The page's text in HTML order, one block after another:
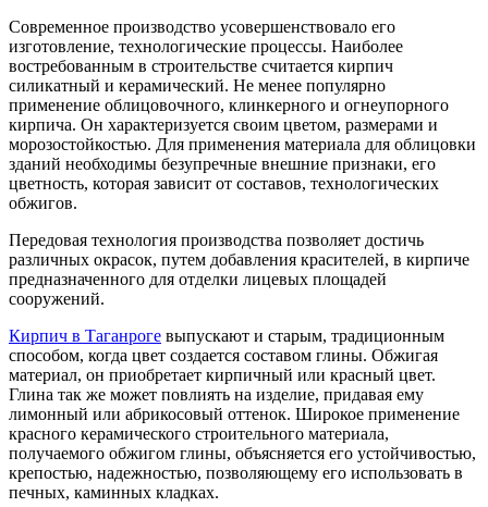
Современное производство усовершенствовало его
изготовление, технологические процессы. Наиболее
востребованным в строительстве считается кирпич
силикатный и керамический. Не менее популярно
применение облицовочного, клинкерного и огнеупорного
кирпича. Он характеризуется своим цветом, размерами и
морозостойкостью. Для применения материала для облицовки
зданий необходимы безупречные внешние признаки, его
цветность, которая зависит от составов, технологических
обжигов.
Передовая технология производства позволяет достичь
различных окрасок, путем добавления красителей, в кирпиче
предназначенного для отделки лицевых площадей
сооружений.
Кирпич в Таганроге выпускают и старым, традиционным
способом, когда цвет создается составом глины. Обжигая
материал, он приобретает кирпичный или красный цвет.
Глина так же может повлиять на изделие, придавая ему
лимонный или абрикосовый оттенок. Широкое применение
красного керамического строительного материала,
получаемого обжигом глины, объясняется его устойчивостью,
крепостью, надежностью, позволяющему его использовать в
печных, каминных кладках.